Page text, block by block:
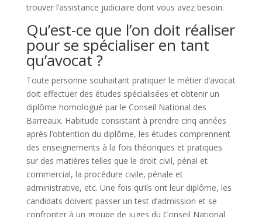
trouver l’assistance judiciaire dont vous avez besoin.
Qu’est-ce que l’on doit réaliser
pour se spécialiser en tant
qu’avocat ?
Toute personne souhaitant pratiquer le métier d’avocat
doit effectuer des études spécialisées et obtenir un
diplôme homologué par le Conseil National des
Barreaux. Habitude consistant à prendre cinq années
après l’obtention du diplôme, les études comprennent
des enseignements à la fois théoriques et pratiques
sur des matières telles que le droit civil, pénal et
commercial, la procédure civile, pénale et
administrative, etc. Une fois qu’ils ont leur diplôme, les
candidats doivent passer un test d’admission et se
confronter à un groupe de juges du Conseil National